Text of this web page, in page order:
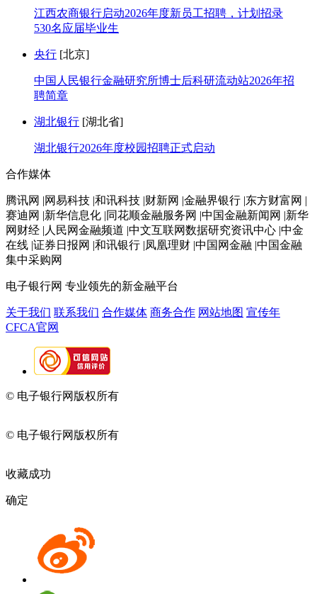
江西农商银行启动2026年度新员工招聘，计划招录
530名应届毕业生
央行 [北京]
中国人民银行金融研究所博士后科研流动站2026年招
聘简章
湖北银行 [湖北省]
湖北银行2026年度校园招聘正式启动
合作媒体
腾讯网 |网易科技 |和讯科技 |财新网 |金融界银行 |东方财富网 |
赛迪网 |新华信息化 |同花顺金融服务网 |中国金融新闻网 |新华
网财经 |人民网金融频道 |中文互联网数据研究资讯中心 |中金
在线 |证券日报网 |和讯银行 |凤凰理财 |中国网金融 |中国金融
集中采购网
电子银行网 专业领先的新金融平台
关于我们 联系我们 合作媒体 商务合作 网站地图 宣传年
CFCA官网
© 电子银行网版权所有
© 电子银行网版权所有
收藏成功
确定